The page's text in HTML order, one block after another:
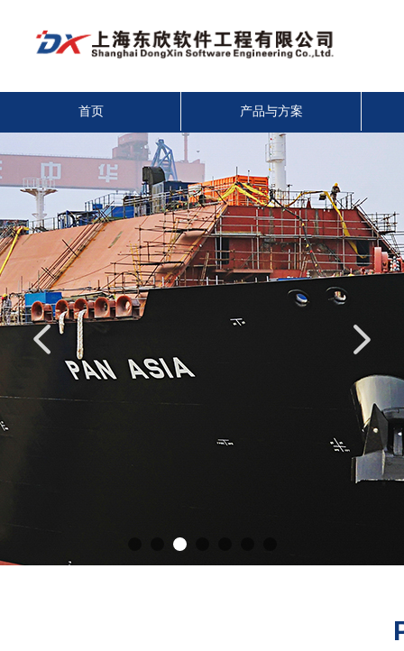
넳 넲
首页 产品与方案